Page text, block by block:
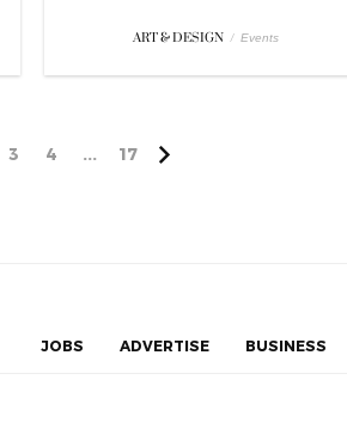
ART & DESIGN / Events
3 4 ... 17
JOBS ADVERTISE BUSINESS